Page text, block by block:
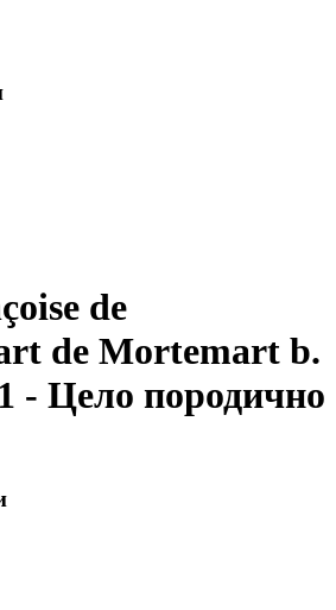
de
de Mortemart b.
- Цело породично